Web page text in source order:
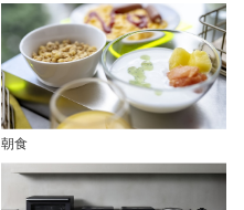
朝食